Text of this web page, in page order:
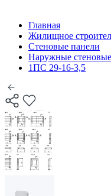
Главная
Жилищное
Стеновые панели
Наружные
1ПС 29-16-3,5